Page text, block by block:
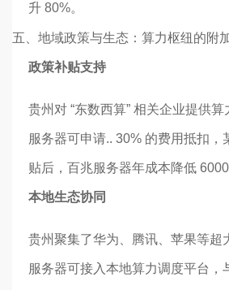
升 80%。
五、 地域政策与生态：算力枢纽的附
政策补贴支持
贵州对 “东数西算” 相关企业提供
服务器可申请.. 30% 的费用抵扣，
贴后，百兆服务器年成本降低 6000
本地生态协同
贵州聚集了华为、腾讯、苹果等超
服务器可接入本地算力调度平台，